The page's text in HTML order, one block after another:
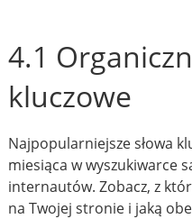
4.1
kluczowe
Najpopularniejsze słowa
miesiąca w wyszukiwarce
internautów. Zobacz, z
na Twojej stronie i jaką